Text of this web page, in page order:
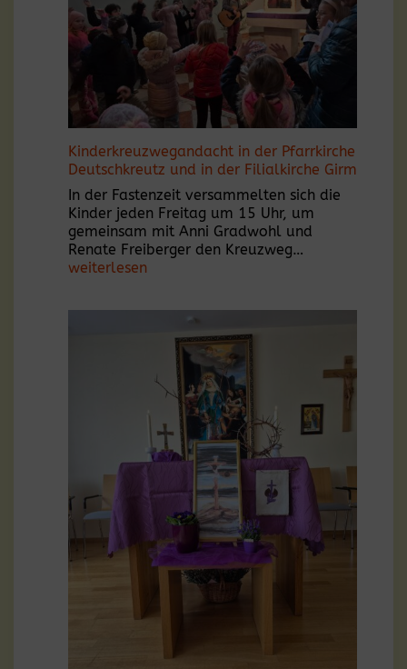
Kinderkreuzwegandacht in der Pfarrkirche
Deutschkreutz und in der Filialkirche Girm
In der Fastenzeit versammelten sich die
Kinder jeden Freitag um 15 Uhr, um
gemeinsam mit Anni Gradwohl und
Renate Freiberger den Kreuzweg…
der
Filialkirche
Girm
weiterlesen